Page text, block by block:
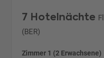
7 Hotelnächte
(BER)
Zimmer 1 (2 Erwachsene)